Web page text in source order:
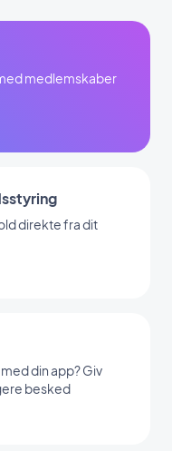
medlemskaber
direkte fra dit
din app? Giv
besked